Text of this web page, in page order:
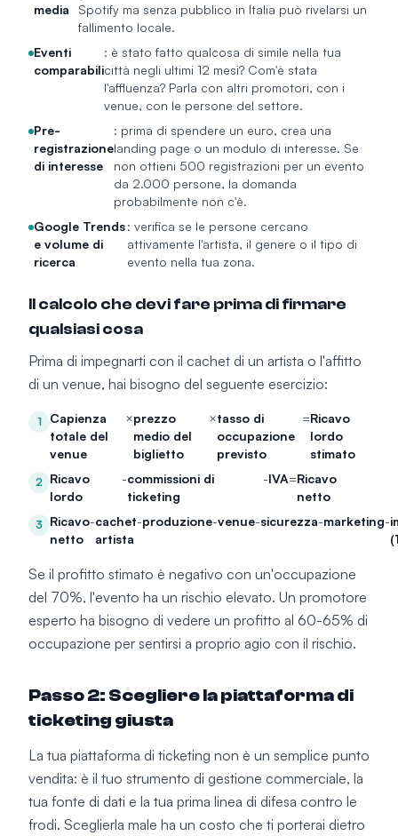
media
Spotify ma senza pubblico in Italia può rivelarsi un
fallimento locale.
Eventi
comparabili
: è stato fatto qualcosa di simile nella tua
città negli ultimi 12 mesi? Com'è stata
l'affluenza? Parla con altri promotori, con i
venue, con le persone del settore.
Pre-
registrazione
di interesse
: prima di spendere un euro, crea una
landing page o un modulo di interesse. Se
non ottieni 500 registrazioni per un evento
da 2.000 persone, la domanda
probabilmente non c'è.
Google Trends
e volume di
ricerca
: verifica se le persone cercano
attivamente l'artista, il genere o il tipo di
evento nella tua zona.
Il calcolo che devi fare prima di firmare
qualsiasi cosa
Prima di impegnarti con il cachet di un artista o l'affitto
di un venue, hai bisogno del seguente esercizio:
1
Capienza
totale del
venue
×prezzo
medio del
biglietto
×tasso di
occupazione
previsto
=Ricavo
lordo
stimato
2 Ricavo
lordo
-commissioni di
ticketing
-IVA=Ricavo
netto
3
Ricavo
netto
-cachet
artista
-produzione-venue-sicurezza-marketing-
Se il profitto stimato è negativo con un'occupazione
del 70%, l'evento ha un rischio elevato. Un promotore
esperto ha bisogno di vedere un profitto al 60-65% di
occupazione per sentirsi a proprio agio con il rischio.
Passo 2: Scegliere la piattaforma di
ticketing giusta
La tua piattaforma di ticketing non è un semplice punto
vendita: è il tuo strumento di gestione commerciale, la
tua fonte di dati e la tua prima linea di difesa contro le
frodi. Sceglierla male ha un costo che ti porterai dietro